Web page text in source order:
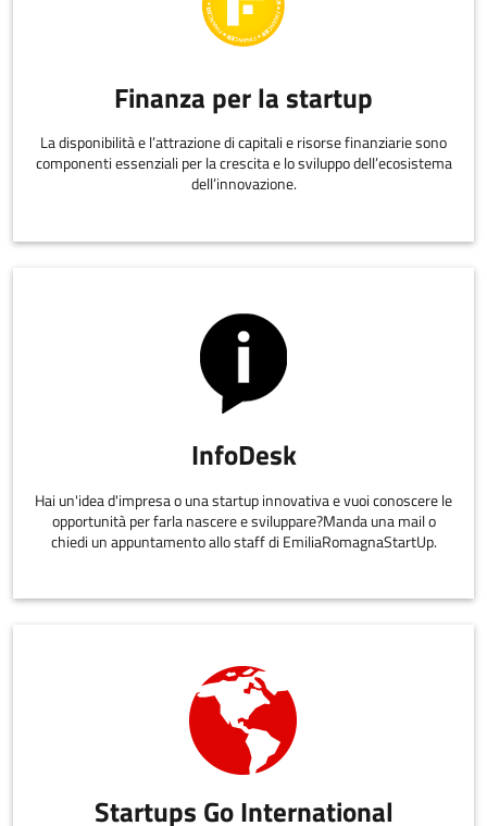
Finanza per la startup
La disponibilità e l’attrazione di capitali e risorse finanziarie sono
componenti essenziali per la crescita e lo sviluppo dell’ecosistema
dell’innovazione.
InfoDesk
Hai un'idea d'impresa o una startup innovativa e vuoi conoscere le
opportunità per farla nascere e sviluppare?Manda una mail o
chiedi un appuntamento allo staff di EmiliaRomagnaStartUp.
Startups Go International